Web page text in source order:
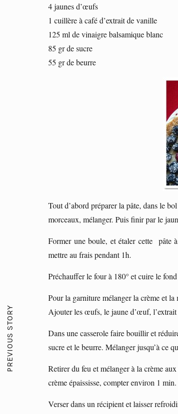
PREVIOUS STORY
4 jaunes d’œufs
1 cuillère à café d’extrait de vanille
125 ml de vinaigre balsamique blanc
85 gr de sucre
55 gr de beurre
Tout d’abord préparer la pâte, dans le
morceaux, mélanger. Puis finir par le
Former une boule, et étaler cette pâte
mettre au frais pendant 1h.
Préchauffer le four à 180° et cuire le
Pour la garniture mélanger la crème et la
Ajouter les œufs, le jaune d’œuf, l’extrait
Dans une casserole faire bouillir et
sucre et le beurre. Mélanger jusqu’à ce
Retirer du feu et mélanger à la crème
crème épaississe, compter environ 1 min.
Verser dans un récipient et laisser